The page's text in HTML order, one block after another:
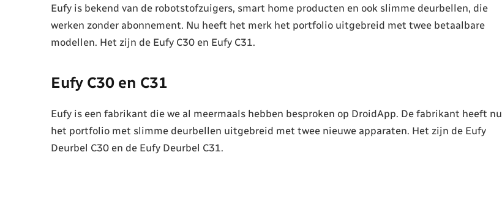
Eufy is bekend van de robotstofzuigers, smart home producten en ook slimme deurbellen, die
werken zonder abonnement. Nu heeft het merk het portfolio uitgebreid met twee betaalbare
modellen. Het zijn de Eufy C30 en Eufy C31.
Eufy C30 en C31
Eufy is een fabrikant die we al meermaals hebben besproken op DroidApp. De fabrikant heeft nu
het portfolio met slimme deurbellen uitgebreid met twee nieuwe apparaten. Het zijn de Eufy
Deurbel C30 en de Eufy Deurbel C31.